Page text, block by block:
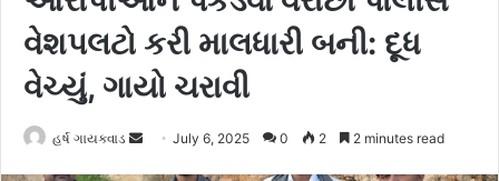
વેશપલટો કરી માલધારી બની: દૂધ
વેચ્યું, ગાયો ચરાવી
હર્ષ ગાયક્વાડ July 6, 2025 0 2 2 minutes read